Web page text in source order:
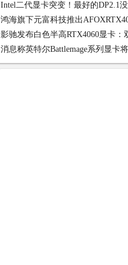
Intel二代显卡突变！最好的DP2.1
鸿海旗下元富科技推出
影驰发布白色半高RTX4060显卡：
消息称英特尔Battlemage系列显卡